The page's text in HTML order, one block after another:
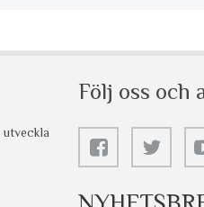
utveckla
Följ oss och